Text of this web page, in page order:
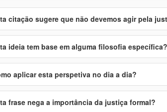
citação sugere que não devemos agir pela
ideia tem base em alguma filosofia específica?
aplicar esta perspetiva no dia a dia?
frase nega a importância da justiça formal?